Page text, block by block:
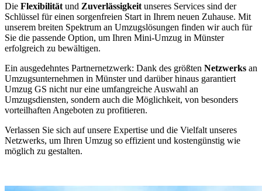
Die Flexibilität und Zuverlässigkeit unseres Services sind der
Schlüssel für einen sorgenfreien Start in Ihrem neuen Zuhause. Mit
unserem breiten Spektrum an Umzugslösungen finden wir auch für
Sie die passende Option, um Ihren Mini-Umzug in Münster
erfolgreich zu bewältigen.
Ein ausgedehntes Partnernetzwerk: Dank des größten Netzwerks an
Umzugsunternehmen in Münster und darüber hinaus garantiert
Umzug GS nicht nur eine umfangreiche Auswahl an
Umzugsdiensten, sondern auch die Möglichkeit, von besonders
vorteilhaften Angeboten zu profitieren.
Verlassen Sie sich auf unsere Expertise und die Vielfalt unseres
Netzwerks, um Ihren Umzug so effizient und kostengünstig wie
möglich zu gestalten.